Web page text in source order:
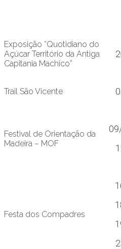
Exposição “Quotidiano do
Açúcar Território da Antiga
Capitania Machico”
Trail São Vicente
Festival de Orientação da
Madeira – MOF
Festa dos Compadres